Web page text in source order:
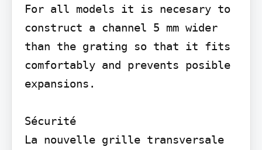
For all models it is necesary to
construct a channel 5 mm wider
than the grating so that it fits
comfortably and prevents posible
expansions.
Sécurité
La nouvelle grille transversale